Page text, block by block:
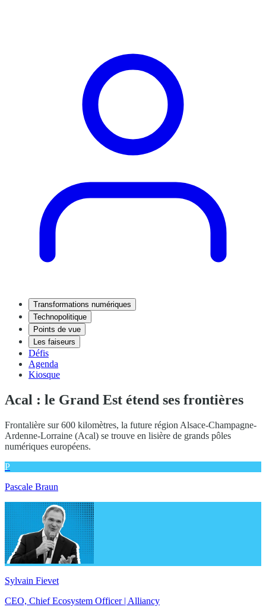
Transformations numériques
Technopolitique
Points de vue
Les faiseurs
Défis
Agenda
Kiosque
Acal : le Grand Est étend ses frontières
Frontalière sur 600 kilomètres, la future région Alsace-Champagne-
Ardenne-Lorraine (Acal) se trouve en lisière de grands pôles
numériques européens.
P
Pascale Braun
Sylvain Fievet
CEO, Chief Ecosystem Officer | Alliancy